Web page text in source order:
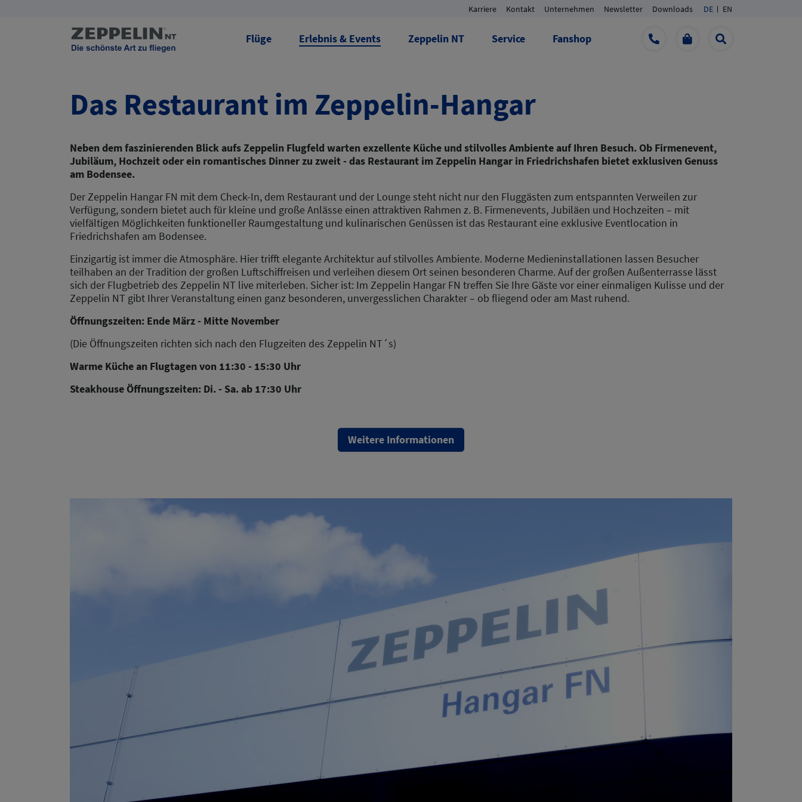
Karriere Kontakt Unternehmen Newsletter Downloads DE EN
Flüge Erlebnis & Events Zeppelin NT Service Fanshop
Das Restaurant im Zeppelin-Hangar
Neben dem faszinierenden Blick aufs Zeppelin Flugfeld warten exzellente Küche und stilvolles Ambiente auf Ihren Besuch. Ob Firmenevent,
Jubiläum, Hochzeit oder ein romantisches Dinner zu zweit - das Restaurant im Zeppelin Hangar in Friedrichshafen bietet exklusiven Genuss
am Bodensee.
Der Zeppelin Hangar FN mit dem Check-In, dem Restaurant und der Lounge steht nicht nur den Fluggästen zum entspannten Verweilen zur
Verfügung, sondern bietet auch für kleine und große Anlässe einen attraktiven Rahmen z. B. Firmenevents, Jubiläen und Hochzeiten – mit
vielfältigen Möglichkeiten funktioneller Raumgestaltung und kulinarischen Genüssen ist das Restaurant eine exklusive Eventlocation in
Friedrichshafen am Bodensee.
Einzigartig ist immer die Atmosphäre. Hier trifft elegante Architektur auf stilvolles Ambiente. Moderne Medieninstallationen lassen Besucher
teilhaben an der Tradition der großen Luftschiffreisen und verleihen diesem Ort seinen besonderen Charme. Auf der großen Außenterrasse lässt
sich der Flugbetrieb des Zeppelin NT live miterleben. Sicher ist: Im Zeppelin Hangar FN treffen Sie Ihre Gäste vor einer einmaligen Kulisse und der
Zeppelin NT gibt Ihrer Veranstaltung einen ganz besonderen, unvergesslichen Charakter – ob fliegend oder am Mast ruhend.
Öffnungszeiten: Ende März - Mitte November
(Die Öffnungszeiten richten sich nach den Flugzeiten des Zeppelin NT´s)
Warme Küche an Flugtagen von 11:30 - 15:30 Uhr
Steakhouse Öffnungszeiten: Di. - Sa. ab 17:30 Uhr
Weitere Informationen